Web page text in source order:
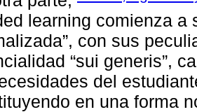
learning comienza a
con sus
“sui generis”,
del
en una forma